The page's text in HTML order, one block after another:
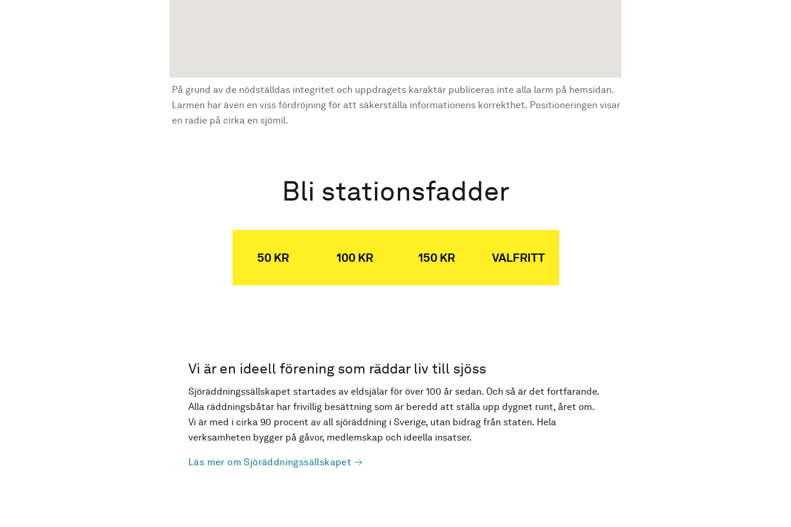
På grund av de nödställdas integritet och uppdragets karaktär publiceras inte alla larm på hemsidan.
Larmen har även en viss fördröjning för att säkerställa informationens korrekthet. Positioneringen visar
en radie på cirka en sjömil.
Bli stationsfadder
50 KR 100 KR 150 KR VALFRITT
Vi är en ideell förening som räddar liv till sjöss
Sjöräddningssällskapet startades av eldsjälar för över 100 år sedan. Och så är det fortfarande.
Alla räddningsbåtar har frivillig besättning som är beredd att ställa upp dygnet runt, året om.
Vi är med i cirka 90 procent av all sjöräddning i Sverige, utan bidrag från staten. Hela
verksamheten bygger på gåvor, medlemskap och ideella insatser.
Läs mer om Sjöräddningssällskapet